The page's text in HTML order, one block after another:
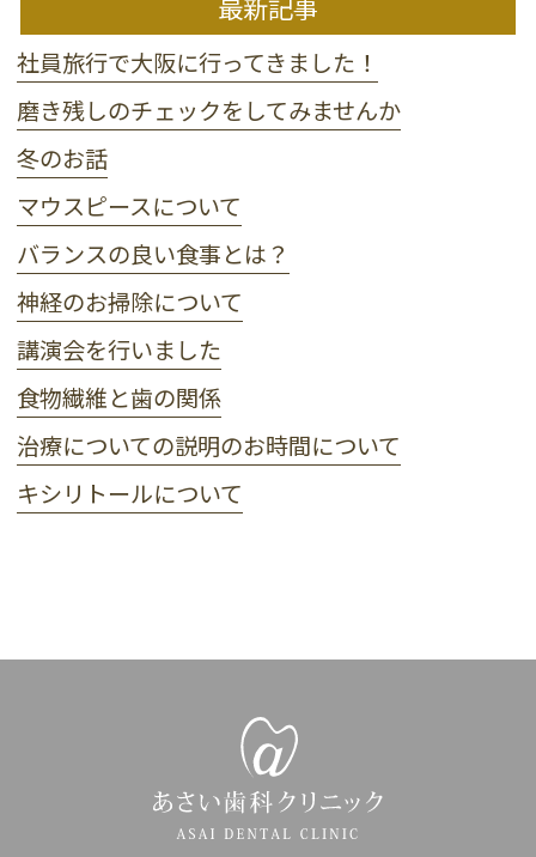
社員旅行で大阪に行ってきました！
磨き残しのチェックをしてみませんか
冬のお話
マウスピースについて
バランスの良い食事とは？
神経のお掃除について
講演会を行いました
食物繊維と歯の関係
治療についての説明のお時間について
キシリトールについて